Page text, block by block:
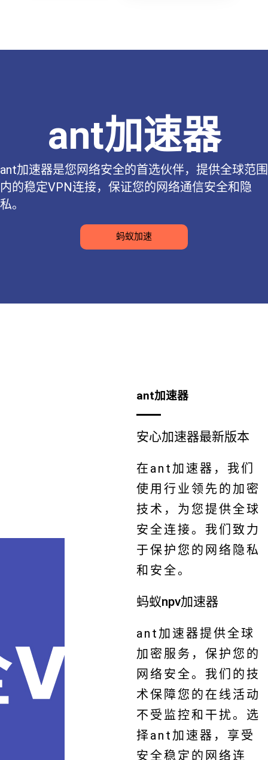
ant加速器
ant加速器是您网络安全的首选伙伴，提供全球范围
内的稳定VPN连接，保证您的网络通信安全和隐
私。
蚂蚁加速
ant加速器
安心加速器最新版本
在ant加速器，我们
使用行业领先的加密
技术，为您提供全球
安全连接。我们致力
于保护您的网络隐私
和安全。
蚂蚁npv加速器
ant加速器提供全球
加密服务，保护您的
网络安全。我们的技
术保障您的在线活动
不受监控和干扰。选
择ant加速器，享受
安全稳定的网络连